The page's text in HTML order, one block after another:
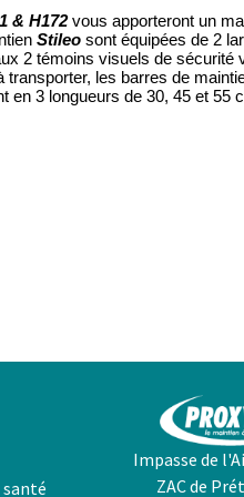
& H172vous apporteront un
Stileo sont équipées de 2
2 témoins visuels de sécurité
les barres de
3 longueurs de 30, 45 et 55
Impasse de
ZAC de